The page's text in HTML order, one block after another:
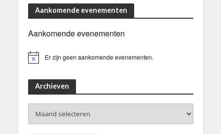
Aankomende evenementen
Aankomende evenementen
Er zijn geen aankomende evenementen.
Archieven